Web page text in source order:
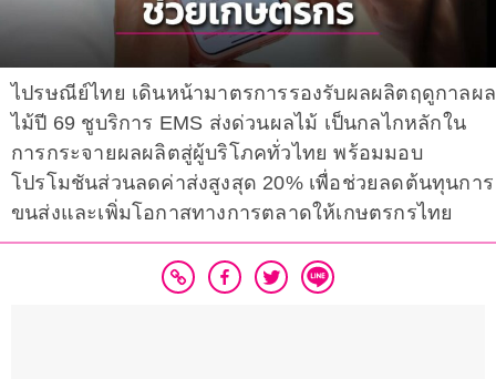
ไปรษณีย์ไทย เดินหน้ามาตรการรองรับผลผลิตฤดูกาลผล
ไม้ปี 69 ชูบริการ EMS ส่งด่วนผลไม้ เป็นกลไกหลักใน
การกระจายผลผลิตสู่ผู้บริโภคทั่วไทย พร้อมมอบ
โปรโมชันส่วนลดค่าส่งสูงสุด 20% เพื่อช่วยลดต้นทุนการ
ขนส่งและเพิ่มโอกาสทางการตลาดให้เกษตรกรไทย